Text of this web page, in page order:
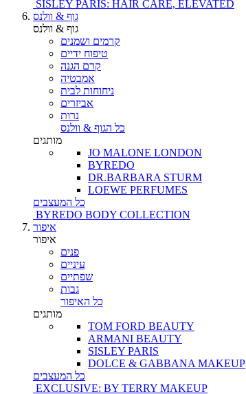
SISLEY PARIS: HAIR CARE, ELEVATED
גוף & וולנס
גוף & וולנס
קרמים ושמנים
טיפוח ידיים
קרם הגנה
אמבטיה
ניחוחות לבית
אביזרים
נרות
כל הגוף & וולנס
מותגים
JO MALONE LONDON
BYREDO
DR.BARBARA STURM
LOEWE PERFUMES
כל המעצבים
BYREDO BODY COLLECTION
איפור
איפור
פנים
עיניים
שפתיים
גבות
כל האיפור
מותגים
TOM FORD BEAUTY
ARMANI BEAUTY
SISLEY PARIS
DOLCE & GABBANA MAKEUP
כל המעצבים
EXCLUSIVE: BY TERRY MAKEUP